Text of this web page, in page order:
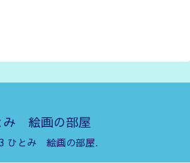
み 絵画の部屋
ひとみ 絵画の部屋.